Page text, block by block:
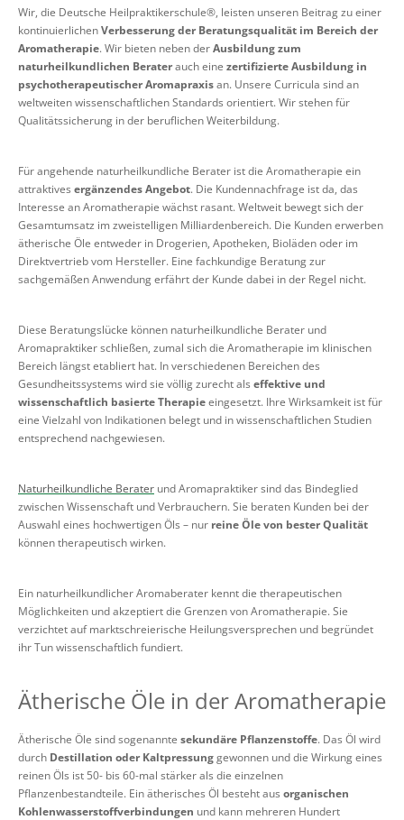
Wir, die Deutsche Heilpraktikerschule®, leisten unseren Beitrag zu einer
kontinuierlichenVerbesserung der Beratungsqualität im Bereich der
Aromatherapie. Wir bieten neben derAusbildung zum
naturheilkundlichen Beraterauch eine zertifizierte Ausbildung in
psychotherapeutischer Aromapraxisan. Unsere Curricula sind an
weltweiten wissenschaftlichen Standards orientiert. Wir stehen für
Qualitätssicherung in der beruflichen Weiterbildung.
Für angehende naturheilkundliche Berater ist die Aromatherapie ein
attraktives ergänzendes Angebot. Die Kundennachfrage ist da, das
Interesse an Aromatherapie wächst rasant. Weltweit bewegt sich der
Gesamtumsatz im zweistelligen Milliardenbereich. Die Kunden erwerben
ätherische Öle entweder in Drogerien, Apotheken, Bioläden oder im
Direktvertrieb vom Hersteller. Eine fachkundige Beratung zur
sachgemäßen Anwendung erfährt der Kunde dabei in der Regel nicht.
Diese Beratungslücke können naturheilkundliche Berater und
Aromapraktiker schließen, zumal sich die Aromatherapie im klinischen
Bereich längst etabliert hat. In verschiedenen Bereichen des
Gesundheitssystems wird sie völlig zurecht als effektive und
wissenschaftlich basierte Therapieeingesetzt. Ihre Wirksamkeit ist für
eine Vielzahl von Indikationen belegt und in wissenschaftlichen Studien
entsprechend nachgewiesen.
Naturheilkundliche Berater und Aromapraktiker sind das Bindeglied
zwischen Wissenschaft und Verbrauchern. Sie beraten Kunden bei der
Auswahl eines hochwertigen Öls – nur reine Öle von bester Qualität
können therapeutisch wirken.
Ein naturheilkundlicher Aromaberater kennt die therapeutischen
Möglichkeiten und akzeptiert die Grenzen von Aromatherapie. Sie
verzichtet auf marktschreierische Heilungsversprechen und begründet
ihr Tun wissenschaftlich fundiert.
Ätherische Öle in der Aromatherapie
Ätherische Öle sind sogenannte sekundäre Pflanzenstoffe. Das Öl wird
durch Destillation oder Kaltpressunggewonnen und die Wirkung eines
reinen Öls ist 50- bis 60-mal stärker als die einzelnen
Pflanzenbestandteile. Ein ätherisches Öl besteht aus organischen
Kohlenwasserstoffverbindungen und kann mehreren Hundert